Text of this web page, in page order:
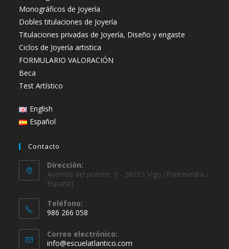
Monográficos de Joyería
Dobles titulaciones de Joyería
Titulaciones privadas de Joyería, Diseño y engaste
Ciclos de Joyería artistica
FORMULARIO VALORACIÓN
Beca
Test Artístico
English
Español
Contacto
Dirección:
Avenida del puente, 9 - 36215 Vigo (Pontevedra /
España)
Teléfono:
986 266 058
abre
Correo electrónico:
info@escuelatlantico.com